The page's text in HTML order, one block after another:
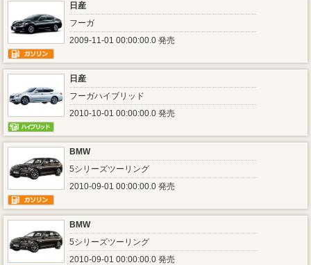
日産
フーガ
2009-11-01 00:00:00.0 発売
日産
フーガハイブリッド
2010-10-01 00:00:00.0 発売
BMW
5シリーズツーリング
2010-09-01 00:00:00.0 発売
BMW
5シリーズツーリング
2010-09-01 00:00:00.0 発売